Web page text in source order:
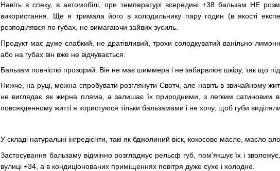
Навіть в спеку, в автомобілі, при температурі всередині +38 бальзам НЕ
використання. Ще я тримала його в холодильнику пару годин (в якості
розподілявся по губах, не вимагаючи зайвих зусиль.
Продукт має дуже слабкий, не дратівливий, трохи солодкуватий ванільно-
або на губах він вже не відчувається.
Бальзам повністю прозорий. Він не має шиммера і не забарвлює шкіру, так що
Нижче, на руці, можна спробувати розглянути Свотч, але навіть в звичайному
не виглядає як жирна пляма, а залишає їх природними, з легким сатиновим
повсякденному житті я користуюся тільки бальзамами і не хочу, щоб губи
У складі натуральні інгредієнти, такі як бджолиний віск, кокосове масло, масло
Застосування бальзаму відмінно розгладжує рельєф губ, пом'якшує їх і
вулиці +34, а в кондиціонованих приміщеннях повітря дуже сухе і холодне.